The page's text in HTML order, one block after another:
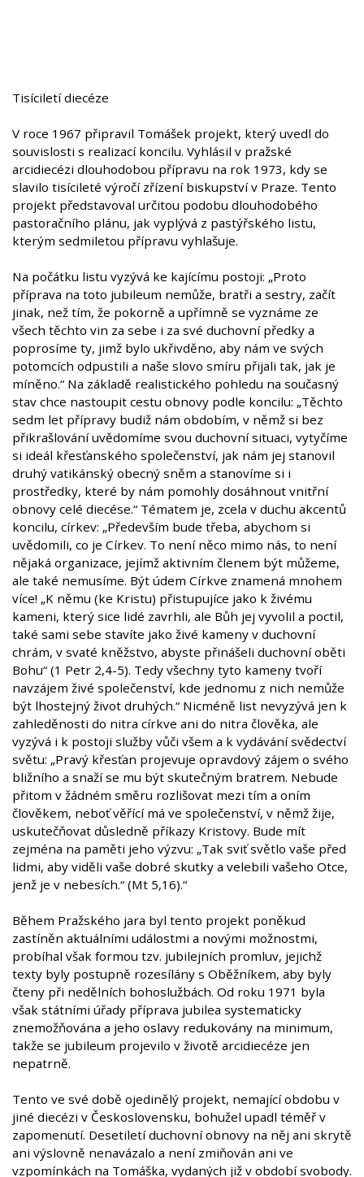
Tisíciletí diecéze
V roce 1967 připravil Tomášek projekt, který uvedl do
souvislosti s realizací koncilu. Vyhlásil v pražské
arcidiecézi dlouhodobou přípravu na rok 1973, kdy se
slavilo tisícileté výročí zřízení biskupství v Praze. Tento
projekt představoval určitou podobu dlouhodobého
pastoračního plánu, jak vyplývá z pastýřského listu,
kterým sedmiletou přípravu vyhlašuje.
Na počátku listu vyzývá ke kajícímu postoji: „Proto
příprava na toto jubileum nemůže, bratři a sestry, začít
jinak, než tím, že pokorně a upřímně se vyznáme ze
všech těchto vin za sebe i za své duchovní předky a
poprosíme ty, jimž bylo ukřivděno, aby nám ve svých
potomcích odpustili a naše slovo smíru přijali tak, jak je
míněno.“ Na základě realistického pohledu na současný
stav chce nastoupit cestu obnovy podle koncilu: „Těchto
sedm let přípravy budiž nám obdobím, v němž si bez
přikrašlování uvědomíme svou duchovní situaci, vytyčíme
si ideál křesťanského společenství, jak nám jej stanovil
druhý vatikánský obecný sněm a stanovíme si i
prostředky, které by nám pomohly dosáhnout vnitřní
obnovy celé diecése.“ Tématem je, zcela v duchu akcentů
koncilu, církev: „Především bude třeba, abychom si
uvědomili, co je Církev. To není něco mimo nás, to není
nějaká organizace, jejímž aktivním členem být můžeme,
ale také nemusíme. Být údem Církve znamená mnohem
více! „K němu (ke Kristu) přistupujíce jako k živému
kameni, který sice lidé zavrhli, ale Bůh jej vyvolil a poctil,
také sami sebe stavíte jako živé kameny v duchovní
chrám, v svaté kněžstvo, abyste přinášeli duchovní oběti
Bohu“ (1 Petr 2,4-5). Tedy všechny tyto kameny tvoří
navzájem živé společenství, kde jednomu z nich nemůže
být lhostejný život druhých.“ Nicméně list nevyzývá jen k
zahleděnosti do nitra církve ani do nitra člověka, ale
vyzývá i k postoji služby vůči všem a k vydávání svědectví
světu: „Pravý křesťan projevuje opravdový zájem o svého
bližního a snaží se mu být skutečným bratrem. Nebude
přitom v žádném směru rozlišovat mezi tím a oním
člověkem, neboť věřící má ve společenství, v němž žije,
uskutečňovat důsledně příkazy Kristovy. Bude mít
zejména na paměti jeho výzvu: „Tak sviť světlo vaše před
lidmi, aby viděli vaše dobré skutky a velebili vašeho Otce,
jenž je v nebesích.“ (Mt 5,16).“
Během Pražského jara byl tento projekt poněkud
zastíněn aktuálními událostmi a novými možnostmi,
probíhal však formou tzv. jubilejních promluv, jejichž
texty byly postupně rozesílány s Oběžníkem, aby byly
čteny při nedělních bohoslužbách. Od roku 1971 byla
však státními úřady příprava jubilea systematicky
znemožňována a jeho oslavy redukovány na minimum,
takže se jubileum projevilo v životě arcidiecéze jen
nepatrně.
Tento ve své době ojedinělý projekt, nemající obdobu v
jiné diecézi v Československu, bohužel upadl téměř v
zapomenutí. Desetiletí duchovní obnovy na něj ani skrytě
ani výslovně nenavázalo a není zmiňován ani ve
vzpomínkách na Tomáška, vydaných již v období svobody.